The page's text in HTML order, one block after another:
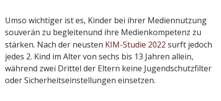
Umso wichtiger ist es, Kinder bei ihrer Mediennutzung
souverän zu begleitenund ihre Medienkompetenz zu
stärken. Nach der neusten KIM-Studie 2022 surft jedoch
jedes 2. Kind im Alter von sechs bis 13 Jahren allein,
während zwei Drittel der Eltern keine Jugendschutzfilter
oder Sicherheitseinstellungen einsetzen.